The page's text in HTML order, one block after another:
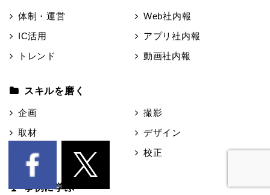
体制・運営
IC活用
トレンド
Web社内報
アプリ社内報
動画社内報
スキルを磨く
企画
取材
原稿作成
撮影
デザイン
校正
事例に学ぶ